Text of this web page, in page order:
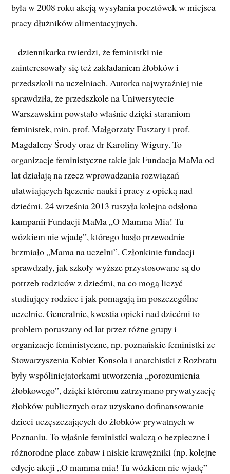
była w 2008 roku akcją wysyłania pocztówek w miejsca
pracy dłużników alimentacyjnych.
– dziennikarka twierdzi, że feministki nie
zainteresowały się też zakładaniem żłobków i
przedszkoli na uczelniach. Autorka najwyraźniej nie
sprawdziła, że przedszkole na Uniwersytecie
Warszawskim powstało właśnie dzięki staraniom
feministek, min. prof. Małgorzaty Fuszary i prof.
Magdaleny Środy oraz dr Karoliny Wigury. To
organizacje feministyczne takie jak Fundacja MaMa od
lat działają na rzecz wprowadzania rozwiązań
ułatwiających łączenie nauki i pracy z opieką nad
dziećmi. 24 września 2013 ruszyła kolejna odsłona
kampanii Fundacji MaMa „O Mamma Mia! Tu
wózkiem nie wjadę”, którego hasło przewodnie
brzmiało „Mama na uczelni”. Członkinie fundacji
sprawdzały, jak szkoły wyższe przystosowane są do
potrzeb rodziców z dziećmi, na co mogą liczyć
studiujący rodzice i jak pomagają im poszczególne
uczelnie. Generalnie, kwestia opieki nad dziećmi to
problem poruszany od lat przez różne grupy i
organizacje feministyczne, np. poznańskie feministki ze
Stowarzyszenia Kobiet Konsola i anarchistki z Rozbratu
były współinicjatorkami utworzenia „porozumienia
żłobkowego”, dzięki któremu zatrzymano prywatyzację
żłobków publicznych oraz uzyskano dofinansowanie
dzieci uczęszczających do żłobków prywatnych w
Poznaniu. To właśnie feministki walczą o bezpieczne i
różnorodne place zabaw i niskie krawężniki (np. kolejne
edycje akcji „O mamma mia! Tu wózkiem nie wjadę”